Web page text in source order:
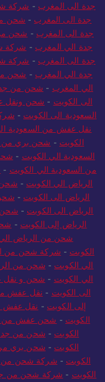
جدة الى المغرب - شركة
جدة الى المغرب - شحن
جدة الى المغرب - شحن
جدة الي المغرب - شركة
جدة الى المغرب - شركة
جدة الي المغرب - شحن
الي المغرب - شحن من
الى الكويت - شحن ونقل
السعودية الى الكويت -
نقل عفش من السعودية
الكويت - شحن بري من
السعودية الي الكويت -
من السعودية الي الكويت -
الرياض الي الكويت - شحن
الرياض الى الكويت -
الرياض الى الكويت - شحن
الرياض إلى الكويت -
شحن من الرياض
الكويت - شركة شحن من
الي الكويت - شحن من
الي الكويت - شحن و نقل
الى الكويت - نقل عفش
إلى الكويت - نقل عفش
الكويت - شحن عفش من
الكويت - شحن من
الكويت - شحن بري
الكويت - شركة شحن من
الكويت - شركة شحن من